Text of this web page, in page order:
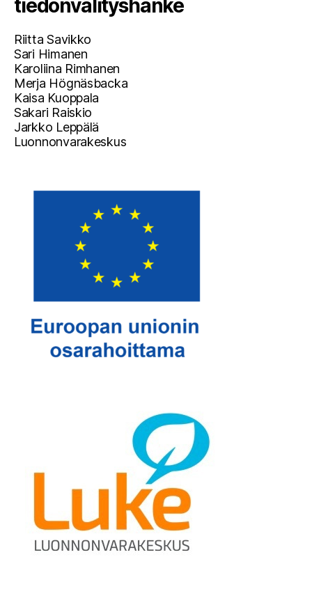
tiedonvälityshanke
Riitta Savikko
Sari Himanen
Karoliina Rimhanen
Merja Högnäsbacka
Kaisa Kuoppala
Sakari Raiskio
Jarkko Leppälä
Luonnonvarakeskus